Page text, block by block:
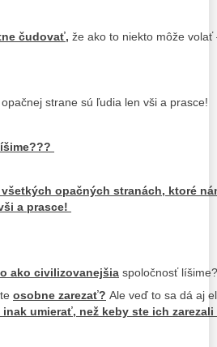
čudovať, že ako to niekto môže
strane sú ľudia len vši a prasce!
opačných stranách, ktoré
a prasce!
ako civilizovanejšia spoločnosť líšime?
osobne zarezať? Ale veď to sa dá aj
umierať, než keby ste ich